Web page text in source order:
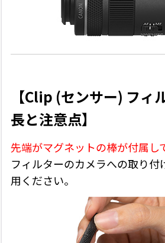
【Clip (センサー) フィ
長と注意点】
先端がマグネットの棒が付属し
フィルターのカメラへの取り付
用ください。